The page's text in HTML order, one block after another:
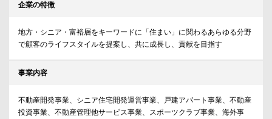
企業の特徴
地方・シニア・富裕層をキーワードに「住まい」に関わるあらゆる分野
で顧客のライフスタイルを提案し、共に成長し、貢献を目指す
事業内容
不動産開発事業、シニア住宅開発運営事業、戸建アパート事業、不動産
投資事業、不動産管理他サービス事業、スポーツクラブ事業、海外事